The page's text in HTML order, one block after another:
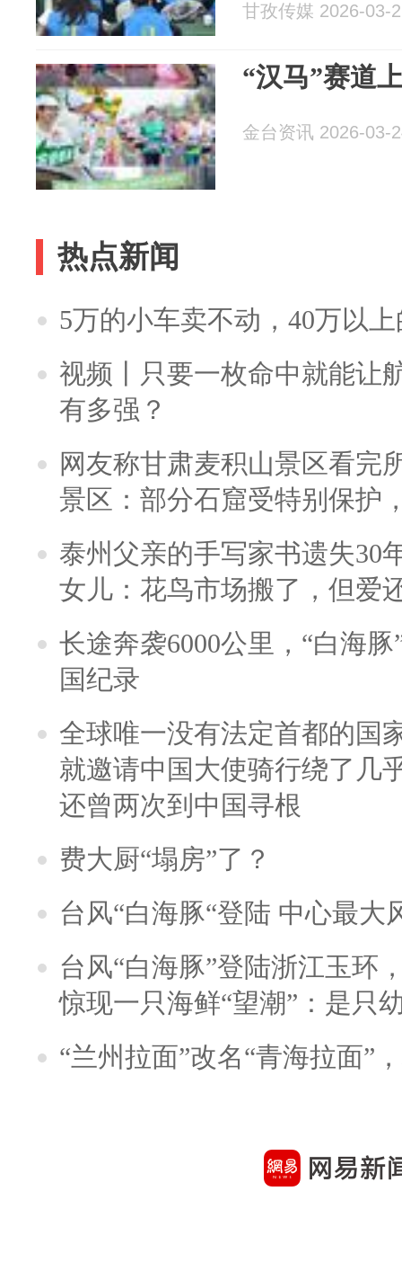
甘孜传媒 2026-03-
“汉马”赛道
金台资讯 2026-03-
热点新闻
5万的小车卖不动，40万以
视频丨只要一枚命中就能让
有多强？
网友称甘肃麦积山景区看完
景区：部分石窟受特别保护
泰州父亲的手写家书遗失30
女儿：花鸟市场搬了，但爱
长途奔袭6000公里，“白海
国纪录
全球唯一没有法定首都的国
就邀请中国大使骑行绕了几
还曾两次到中国寻根
费大厨“塌房”了？
台风“白海豚“登陆 中心最大
台风“白海豚”登陆浙江玉环
惊现一只海鲜“望潮”：是只
“兰州拉面”改名“青海拉面”